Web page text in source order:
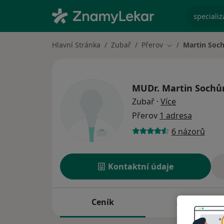
Hlavní Stránka Zubař Přerov Změna města
Martin
MUDr. Martin
Zubař · Více
Přerov 1 adresa
6 názorů
Kontaktní údaje
Ceník Adresy